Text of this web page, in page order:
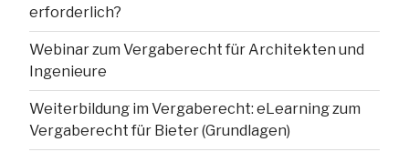
erforderlich?
Webinar zum Vergaberecht für Architekten und
Ingenieure
Weiterbildung im Vergaberecht: eLearning zum
Vergaberecht für Bieter (Grundlagen)